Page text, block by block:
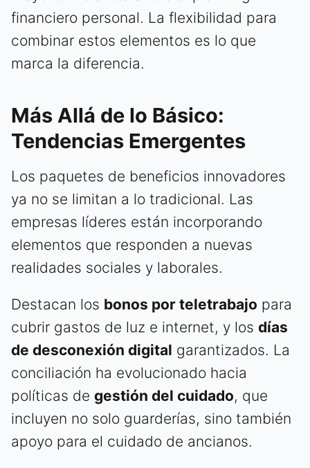
financiero personal. La flexibilidad para
combinar estos elementos es lo que
marca la diferencia.
Más Allá de lo Básico:
Tendencias Emergentes
Los paquetes de beneficios innovadores
ya no se limitan a lo tradicional. Las
empresas líderes están incorporando
elementos que responden a nuevas
realidades sociales y laborales.
Destacan los bonos por teletrabajo para
cubrir gastos de luz e internet, y los días
de desconexión digital garantizados. La
conciliación ha evolucionado hacia
políticas de gestión del cuidado, que
incluyen no solo guarderías, sino también
apoyo para el cuidado de ancianos.